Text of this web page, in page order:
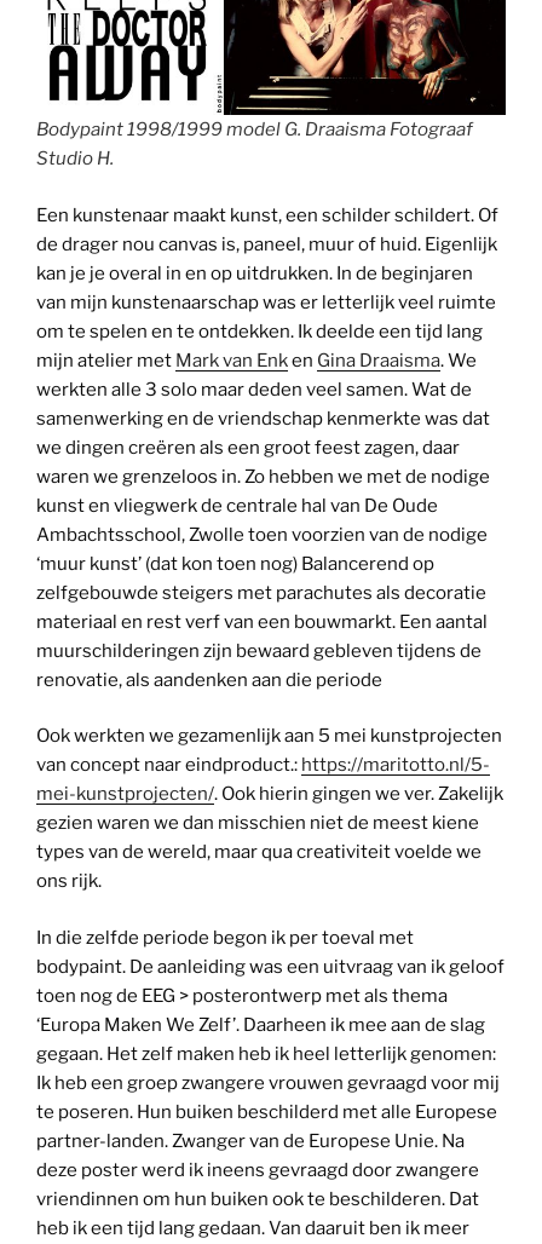
Bodypaint 1998/1999 model G. Draaisma Fotograaf
Studio H.
Een kunstenaar maakt kunst, een schilder schildert. Of
de drager nou canvas is, paneel, muur of huid. Eigenlijk
kan je je overal in en op uitdrukken. In de beginjaren
van mijn kunstenaarschap was er letterlijk veel ruimte
om te spelen en te ontdekken. Ik deelde een tijd lang
mijn atelier met Mark van Enken Gina Draaisma. We
werkten alle 3 solo maar deden veel samen. Wat de
samenwerking en de vriendschap kenmerkte was dat
we dingen creëren als een groot feest zagen, daar
waren we grenzeloos in. Zo hebben we met de nodige
kunst en vliegwerk de centrale hal van De Oude
Ambachtsschool, Zwolle toen voorzien van de nodige
‘muur kunst’ (dat kon toen nog) Balancerend op
zelfgebouwde steigers met parachutes als decoratie
materiaal en rest verf van een bouwmarkt. Een aantal
muurschilderingen zijn bewaard gebleven tijdens de
renovatie, als aandenken aan die periode
Ook werkten we gezamenlijk aan 5 mei kunstprojecten
van concept naar eindproduct.: https://maritotto.nl/5-
mei-kunstprojecten/. Ook hierin gingen we ver. Zakelijk
gezien waren we dan misschien niet de meest kiene
types van de wereld, maar qua creativiteit voelde we
ons rijk.
In die zelfde periode begon ik per toeval met
bodypaint. De aanleiding was een uitvraag van ik geloof
toen nog de EEG > posterontwerp met als thema
‘Europa Maken We Zelf’. Daarheen ik mee aan de slag
gegaan. Het zelf maken heb ik heel letterlijk genomen:
Ik heb een groep zwangere vrouwen gevraagd voor mij
te poseren. Hun buiken beschilderd met alle Europese
partner-landen. Zwanger van de Europese Unie. Na
deze poster werd ik ineens gevraagd door zwangere
vriendinnen om hun buiken ook te beschilderen. Dat
heb ik een tijd lang gedaan. Van daaruit ben ik meer